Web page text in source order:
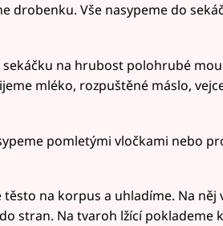
drobenku. Vše nasypeme do
na hrubost polohrubé
mléko, rozpuštěné máslo,
pomletými vločkami nebo
na korpus a uhladíme. Na něj
stran. Na tvaroh lžící poklademe